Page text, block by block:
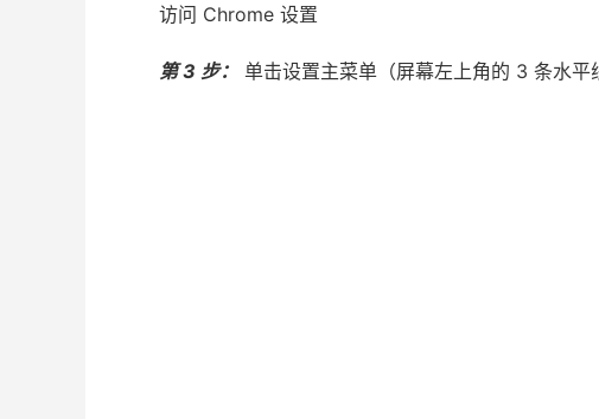
访问 Chrome 设置
第 3 步： 单击设置主菜单（屏幕左上角的 3 条水平